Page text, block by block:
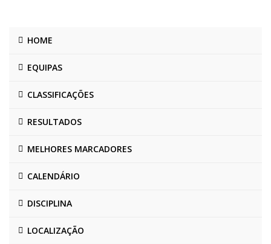
HOME
EQUIPAS
CLASSIFICAÇÕES
RESULTADOS
MELHORES MARCADORES
CALENDÁRIO
DISCIPLINA
LOCALIZAÇÃO